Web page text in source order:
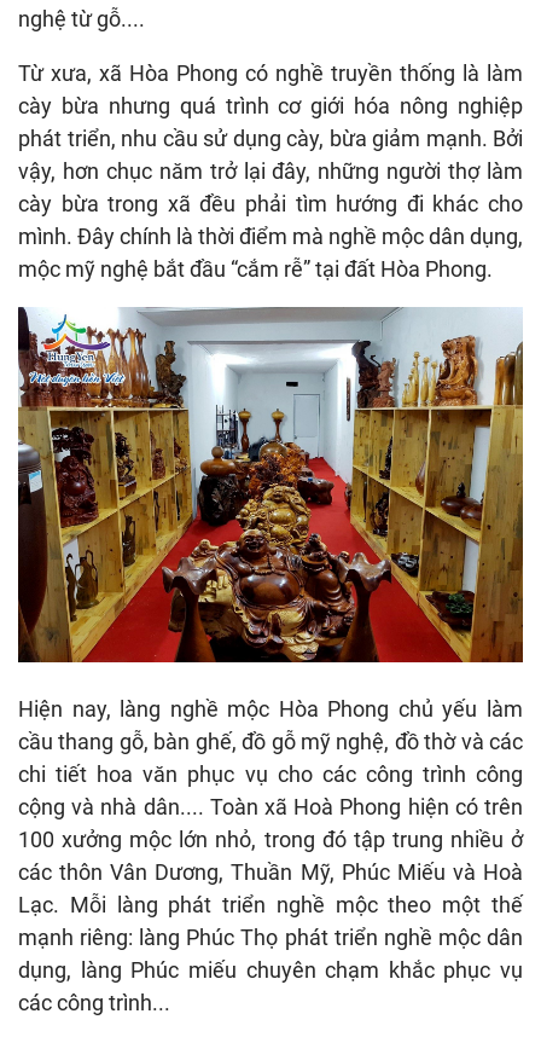
nghệ từ gỗ....
Từ xưa, xã Hòa Phong có nghề truyền thống là làm
cày bừa nhưng quá trình cơ giới hóa nông nghiệp
phát triển, nhu cầu sử dụng cày, bừa giảm mạnh. Bởi
vậy, hơn chục năm trở lại đây, những người thợ làm
cày bừa trong xã đều phải tìm hướng đi khác cho
mình. Đây chính là thời điểm mà nghề mộc dân dụng,
mộc mỹ nghệ bắt đầu “cắm rễ” tại đất Hòa Phong.
Hiện nay, làng nghề mộc Hòa Phong chủ yếu làm
cầu thang gỗ, bàn ghế, đồ gỗ mỹ nghệ, đồ thờ và các
chi tiết hoa văn phục vụ cho các công trình công
cộng và nhà dân.... Toàn xã Hoà Phong hiện có trên
100 xưởng mộc lớn nhỏ, trong đó tập trung nhiều ở
các thôn Vân Dương, Thuần Mỹ, Phúc Miếu và Hoà
Lạc. Mỗi làng phát triển nghề mộc theo một thế
mạnh riêng: làng Phúc Thọ phát triển nghề mộc dân
dụng, làng Phúc miếu chuyên chạm khắc phục vụ
các công trình...